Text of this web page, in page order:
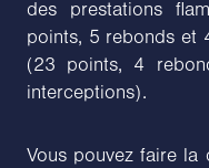
des prestations
points, 5 rebonds et
(23 points, 4
interceptions).
Vous pouvez faire la